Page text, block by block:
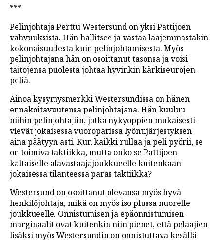
***
Pelinjohtaja Perttu Westersund on yksi Pattijoen
vahvuuksista. Hän hallitsee ja vastaa laajemmastakin
kokonaisuudesta kuin pelinjohtamisesta. Myös
pelinjohtajana hän on osoittanut tasonsa ja voisi
taitojensa puolesta johtaa hyvinkin kärkiseurojen
peliä.
Ainoa kysymysmerkki Westersundissa on hänen
ennakoitavuutensa pelinjohtajana. Hän kuuluu
niihin pelinjohtajiin, jotka nykyoppien mukaisesti
vievät jokaisessa vuoroparissa lyöntijärjestyksen
aina päätyyn asti. Kun kaikki rullaa ja peli pyörii, se
on toimiva taktiikka, mutta onko se Pattijoen
kaltaiselle alavastaajajoukkueelle kuitenkaan
jokaisessa tilanteessa paras taktiikka?
Westersund on osoittanut olevansa myös hyvä
henkilöjohtaja, mikä on myös iso plussa nuorelle
joukkueelle. Onnistumisen ja epäonnistumisen
marginaalit ovat kuitenkin niin pienet, että pelaajien
lisäksi myös Westersundin on onnistuttava kesällä